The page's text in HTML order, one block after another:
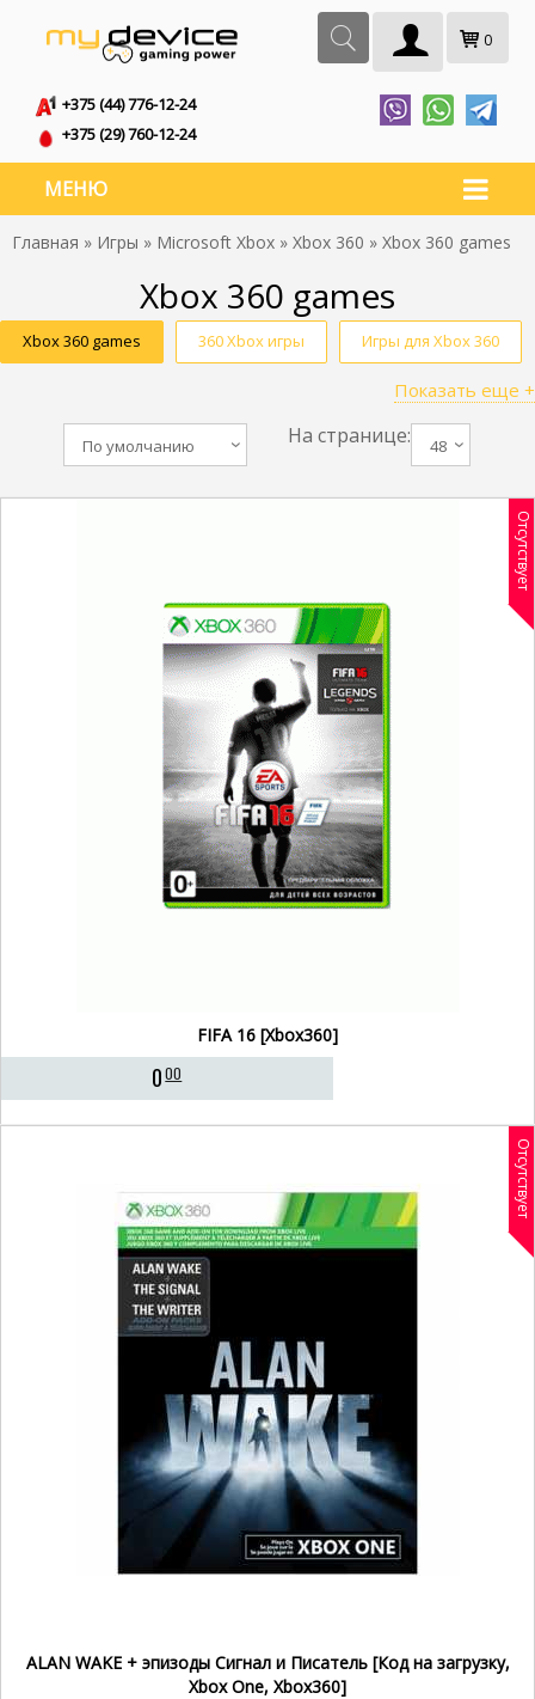
0
+375 (44) 776-12-24
+375 (29) 760-12-24
МЕНЮ
Главная » Игры » Microsoft Xbox » Xbox 360 » Xbox 360 games
Xbox 360 games
Xbox 360 games 360 Xbox игры Игры для Xbox 360
Игры для Икс бокс 360 Х бокс 360 игры
Игра на Xbox 360 гта Игра Икс Бокс 360
Игра на двоих на Xbox Игры для двоих на Икс Бокс
Игры на двоих в Xбокс 360 Игра на Х бокс
Игры на двоих Xбох 360
Показать еще +
На странице: 48
По умолчанию
Отсутствует
FIFA 16 [Xbox360]
000
Отсутствует
ALAN WAKE + эпизоды Сигнал и Писатель [Код на загрузку,
Xbox One, Xbox360]